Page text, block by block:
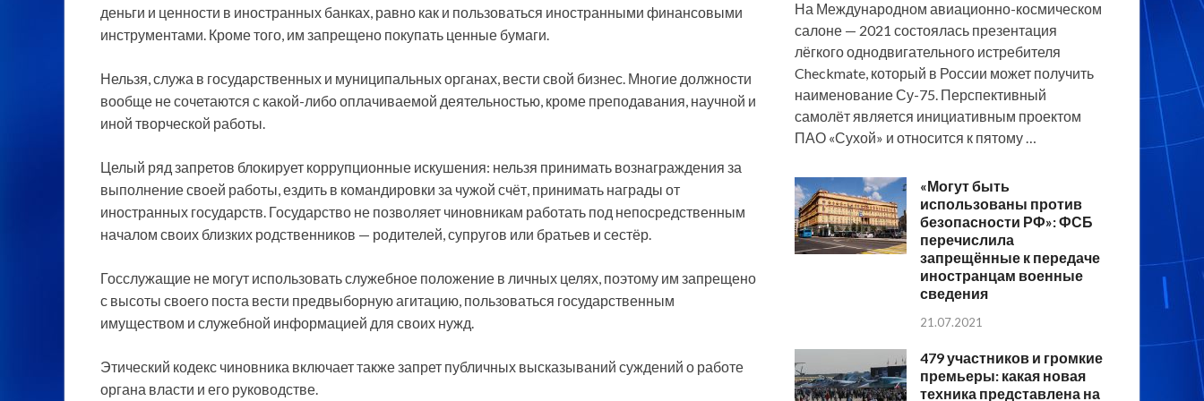
деньги и ценности в иностранных банках, равно как и пользоваться иностранными финансовыми
инструментами. Кроме того, им запрещено покупать ценные бумаги.
Нельзя, служа в государственных и муниципальных органах, вести свой бизнес. Многие должности
вообще не сочетаются с какой-либо оплачиваемой деятельностью, кроме преподавания, научной и
иной творческой работы.
Целый ряд запретов блокирует коррупционные искушения: нельзя принимать вознаграждения за
выполнение своей работы, ездить в командировки за чужой счёт, принимать награды от
иностранных государств. Государство не позволяет чиновникам работать под непосредственным
началом своих близких родственников — родителей, супругов или братьев и сестёр.
Госслужащие не могут использовать служебное положение в личных целях, поэтому им запрещено
с высоты своего поста вести предвыборную агитацию, пользоваться государственным
имуществом и служебной информацией для своих нужд.
Этический кодекс чиновника включает также запрет публичных высказываний суждений о работе
органа власти и его руководстве.
На Международном авиационно-космическом
салоне — 2021 состоялась презентация
лёгкого однодвигательного истребителя
Checkmate, который в России может получить
наименование Су-75. Перспективный
самолёт является инициативным проектом
ПАО «Сухой» и относится к пятому …
«Могут быть
использованы против
безопасности РФ»: ФСБ
перечислила
запрещённые к передаче
иностранцам военные
сведения
21.07.2021
479 участников и громкие
премьеры: какая новая
техника представлена на